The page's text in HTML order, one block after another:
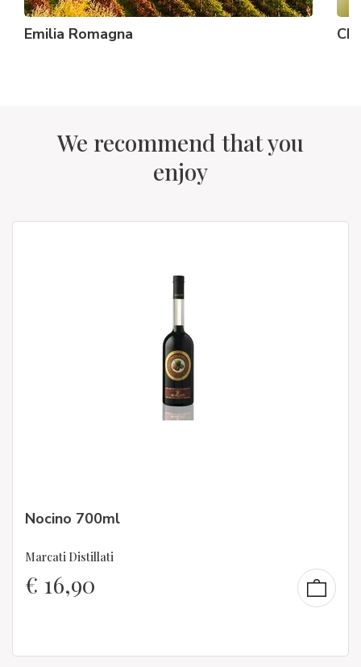
Emilia Romagna
We recommend that you
enjoy
Nocino 700ml
Marcati Distillati
€ 16,90